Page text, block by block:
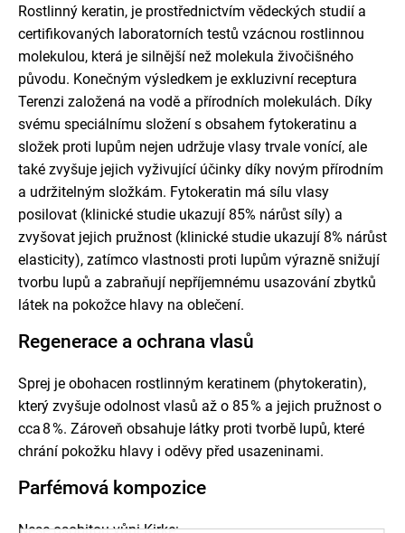
Rostlinný keratin, je prostřednictvím vědeckých studií a
certifikovaných laboratorních testů vzácnou rostlinnou
molekulou, která je silnější než molekula živočišného
původu. Konečným výsledkem je exkluzivní receptura
Terenzi založená na vodě a přírodních molekulách. Díky
svému speciálnímu složení s obsahem fytokeratinu a
složek proti lupům nejen udržuje vlasy trvale vonící, ale
také zvyšuje jejich vyživující účinky díky novým přírodním
a udržitelným složkám. Fytokeratin má sílu vlasy
posilovat (klinické studie ukazují 85% nárůst síly) a
zvyšovat jejich pružnost (klinické studie ukazují 8% nárůst
elasticity), zatímco vlastnosti proti lupům výrazně snižují
tvorbu lupů a zabraňují nepříjemnému usazování zbytků
látek na pokožce hlavy na oblečení.
Regenerace a ochrana vlasů
Sprej je obohacen rostlinným keratinem (phytokeratin),
který zvyšuje odolnost vlasů až o 85 % a jejich pružnost o
cca 8 %. Zároveň obsahuje látky proti tvorbě lupů, které
chrání pokožku hlavy i oděvy před usazeninami.
Parfémová kompozice